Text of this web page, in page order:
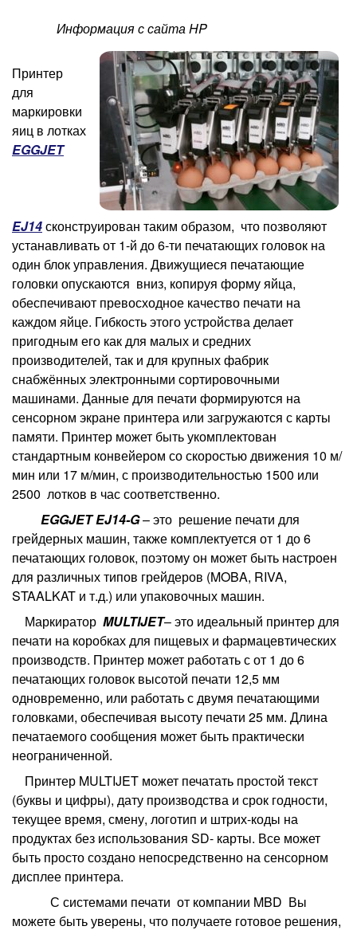
Информация с сайтаHP
Принтер
для
маркировки
яиц в лотках
EGGJET
EJ14сконструирован таким образом, что позволяют
устанавливать от 1-й до 6-ти печатающих головок на
один блок управления. Движущиеся печатающие
головки опускаются вниз, копируя форму яйца,
обеспечивают превосходное качество печати на
каждом яйце. Гибкость этого устройства делает
пригодным его как для малых и средних
производителей, так и для крупных фабрик
снабжённых электронными сортировочными
машинами. Данные для печати формируются на
сенсорном экране принтера или загружаются с карты
памяти. Принтер может быть укомплектован
стандартным конвейером со скоростью движения 10 м/
мин или 17 м/мин, с производительностью 1500 или
2500 лотков в час соответственно.
EGGJET EJ14-G– это решение печати для
грейдерных машин, также комплектуется от 1 до 6
печатающих головок, поэтому он может быть настроен
для различных типов грейдеров (MOBA, RIVA,
STAALKAT и т.д.) или упаковочных машин.
Маркиратор MULTIJET– это идеальный принтер для
печати на коробках для пищевых и фармацевтических
производств. Принтер может работать с от 1 до 6
печатающих головок высотой печати 12,5 мм
одновременно, или работать с двумя печатающими
головками, обеспечивая высоту печати 25 мм. Длина
печатаемого сообщения может быть практически
неограниченной.
Принтер MULTIJET может печатать простой текст
(буквы и цифры), дату производства и срок годности,
текущее время, смену, логотип и штрих-коды на
продуктах без использования SD- карты. Все может
быть просто создано непосредственно на сенсорном
дисплее принтера.
С системами печати от компании MBD Вы
можете быть уверены, что получаете готовое решения,